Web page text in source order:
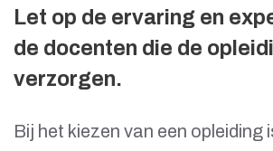
Let op de ervaring en
de docenten die de
verzorgen.
Bij het kiezen van een opleiding